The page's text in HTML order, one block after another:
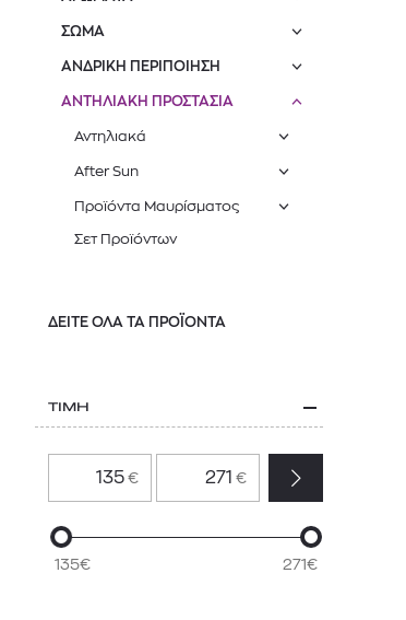
ΣΩΜΑ
ΑΝΔΡΙΚΗ ΠΕΡΙΠΟΙΗΣΗ
ΑΝΤΗΛΙΑΚΗ ΠΡΟΣΤΑΣΙΑ
Αντηλιακά
After Sun
Προϊόντα Μαυρίσματος
Σετ Προϊόντων
ΔΕΙΤΕ ΟΛΑ ΤΑ ΠΡΟΪΟΝΤΑ
ΤΙΜΗ
€ €
135€ 271€